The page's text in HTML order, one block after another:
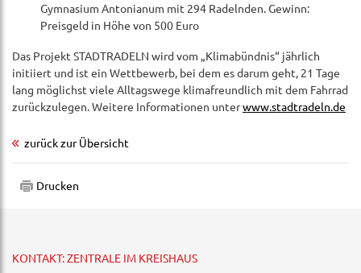
Gymnasium Antonianum mit 294 Radelnden. Gewinn:
Preisgeld in Höhe von 500 Euro
Das Projekt STADTRADELN wird vom „Klimabündnis“ jährlich
initiiert und ist ein Wettbewerb, bei dem es darum geht, 21 Tage
lang möglichst viele Alltagswege klimafreundlich mit dem Fahrrad
zurückzulegen. Weitere Informationen unterwww.stadtradeln.de
zurück zur Übersicht
Drucken
KONTAKT: ZENTRALE IM KREISHAUS